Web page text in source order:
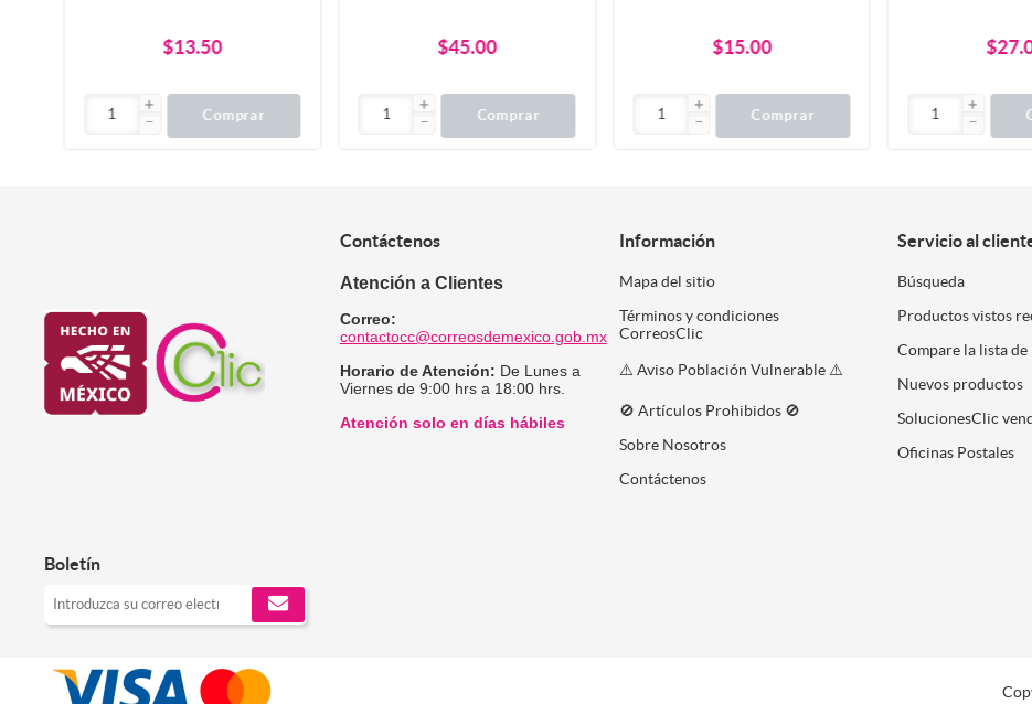
$13.50
Comprar
$45.00
Comprar
$15.00
Comprar
Boletín
Contáctenos
Atención a Clientes
Correo:
contactocc@correosdemexico.gob.mx
Horario de Atención: De Lunes a
Viernes de 9:00 hrs a 18:00 hrs.
Atención solo en días hábiles
Información
Mapa del sitio
Términos y condiciones
CorreosClic
⚠️ Aviso Población Vulnerable ⚠️
🚫 Artículos Prohibidos 🚫
Sobre Nosotros
Contáctenos
Servicio al
Búsqueda
Productos vistos
Compare la lista
Nuevos productos
SolucionesClic
Oficinas Postales